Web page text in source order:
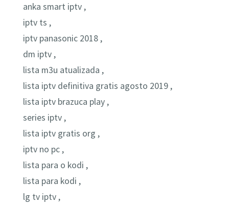
anka smart iptv ,
iptv ts ,
iptv panasonic 2018 ,
dm iptv ,
lista m3u atualizada ,
lista iptv definitiva gratis agosto 2019 ,
lista iptv brazuca play ,
series iptv ,
lista iptv gratis org ,
iptv no pc ,
lista para o kodi ,
lista para kodi ,
lg tv iptv ,